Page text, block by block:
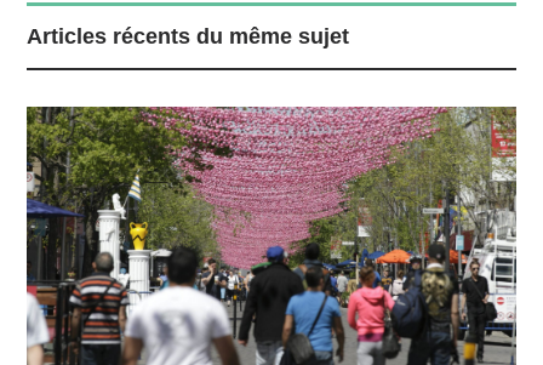
Articles récents du même sujet